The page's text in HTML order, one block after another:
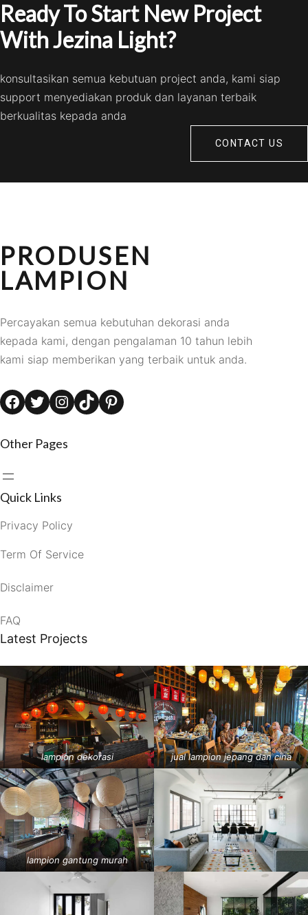
Ready To Start New Project
With Jezina Light?
konsultasikan semua kebutuan project anda, kami siap
support menyediakan produk dan layanan terbaik
berkualitas kepada anda
CONTACT US
PRODUSEN
LAMPION
Percayakan semua kebutuhan dekorasi anda
kepada kami, dengan pengalaman 10 tahun lebih
kami siap memberikan yang terbaik untuk anda.
Facebook Twitter Instagram TikTok Pinterest
Other Pages
Quick Links
Privacy Policy
Term Of Service
Disclaimer
FAQ
Latest Projects
lampion dekorasi jual lampion jepang dan cina
lampion gantung murah